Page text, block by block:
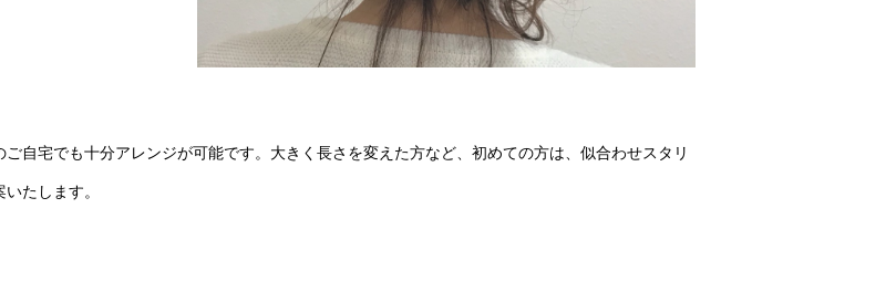
自宅でも十分アレンジが可能です。大きく長さを変えた方など、初めての方は、似合わせスタリ
たします。